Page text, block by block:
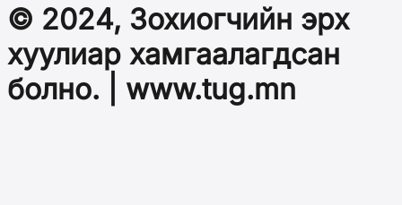
© 2024, Зохиогчийн эрх
хуулиар хамгаалагдсан
болно. | www.tug.mn